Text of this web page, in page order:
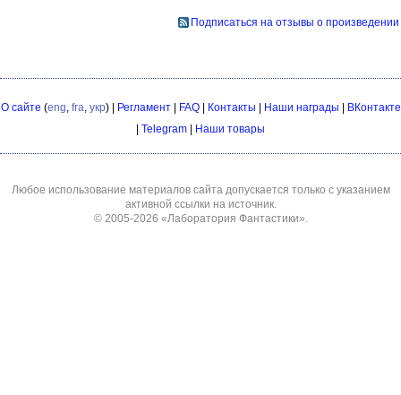
Подписаться на отзывы о произведении
О сайте (eng fra укр) | Регламент| FAQ| Контакты | Наши награды | ВКонтакте
| Telegram | Наши товары
Любое использование материалов сайта допускается только с указанием
активной ссылки на источник.
© 2005-2026 «Лаборатория Фантастики»